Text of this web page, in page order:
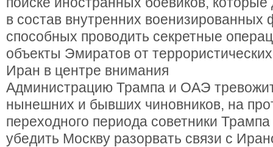
в состав внутренних
способных проводить секретные
объекты Эмиратов от
Иран в центре внимания
Администрацию Трампа и ОАЭ
нынешних и бывших чиновников, на
переходного периода советники
убедить Москву разорвать связи с